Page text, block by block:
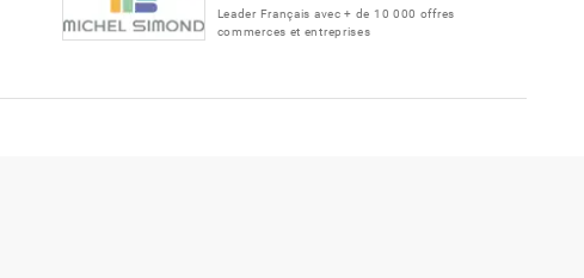
Leader Français avec + de 10 000 offres
commerces et entreprises